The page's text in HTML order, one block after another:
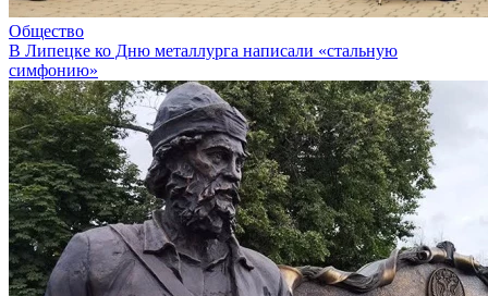
Общество
В Липецке ко Дню металлурга написали «стальную
симфонию»